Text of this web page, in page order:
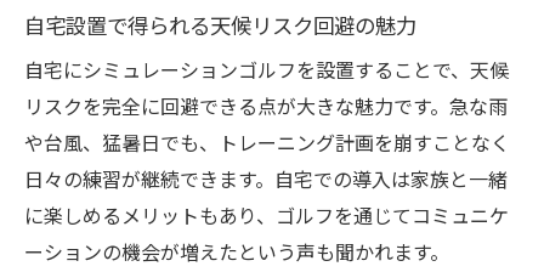
自宅設置で得られる天候リスク回避の魅力
自宅にシミュレーションゴルフを設置することで、天候
リスクを完全に回避できる点が大きな魅力です。急な雨
や台風、猛暑日でも、トレーニング計画を崩すことなく
日々の練習が継続できます。自宅での導入は家族と一緒
に楽しめるメリットもあり、ゴルフを通じてコミュニケ
ーションの機会が増えたという声も聞かれます。